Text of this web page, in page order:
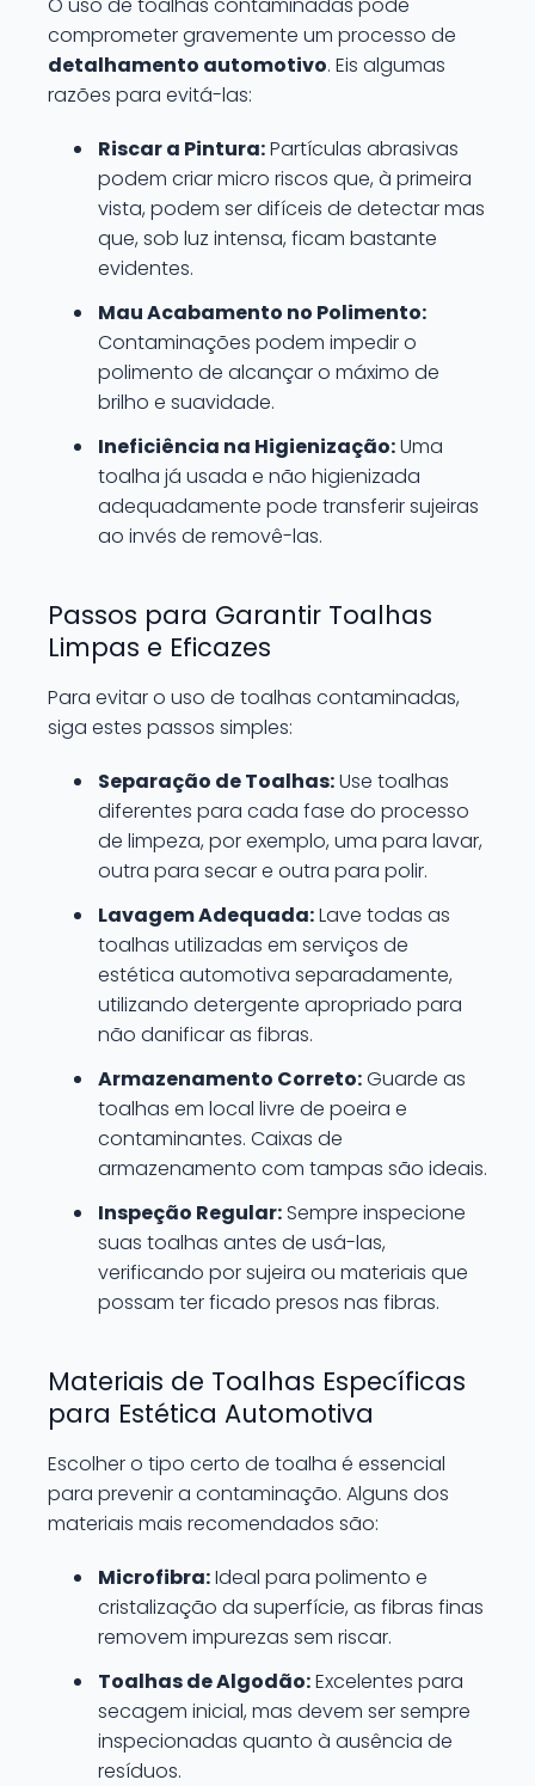
comprometer gravemente um processo de
detalhamento automotivo. Eis algumas
razões para evitá-las:
Riscar a Pintura:Partículas abrasivas
podem criar micro riscos que, à primeira
vista, podem ser difíceis de detectar mas
que, sob luz intensa, ficam bastante
evidentes.
Mau Acabamento no Polimento:
Contaminações podem impedir o
polimento de alcançar o máximo de
brilho e suavidade.
Ineficiência na Higienização:Uma
toalha já usada e não higienizada
adequadamente pode transferir sujeiras
ao invés de removê-las.
Passos para Garantir Toalhas
Limpas e Eficazes
Para evitar o uso de toalhas contaminadas,
siga estes passos simples:
Separação de Toalhas:Use toalhas
diferentes para cada fase do processo
de limpeza, por exemplo, uma para lavar,
outra para secar e outra para polir.
Lavagem Adequada:Lave todas as
toalhas utilizadas em serviços de
estética automotiva separadamente,
utilizando detergente apropriado para
não danificar as fibras.
Armazenamento Correto:Guarde as
toalhas em local livre de poeira e
contaminantes. Caixas de
armazenamento com tampas são ideais.
Inspeção Regular: Sempre inspecione
suas toalhas antes de usá-las,
verificando por sujeira ou materiais que
possam ter ficado presos nas fibras.
Materiais de Toalhas Específicas
para Estética Automotiva
Escolher o tipo certo de toalha é essencial
para prevenir a contaminação. Alguns dos
materiais mais recomendados são:
Microfibra:Ideal para polimento e
cristalização da superfície, as fibras finas
removem impurezas sem riscar.
Toalhas de Algodão:Excelentes para
secagem inicial, mas devem ser sempre
inspecionadas quanto à ausência de
resíduos.